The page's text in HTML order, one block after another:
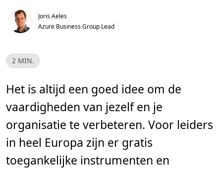
Joris Aeles
Azure Business Group Lead
L
e
t
d
m
n
.
2 MIN.
Het is altijd een goed idee om de
vaardigheden van jezelf en je
organisatie te verbeteren. Voor leiders
in heel Europa zijn er gratis
toegankelijke instrumenten en